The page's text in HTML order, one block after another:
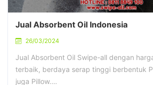
Jual Absorbent Oil Indonesia
26/03/2024
Jual Absorbent Oil Swipe-all dengan
terbaik, berdaya serap tinggi berbentuk
juga Pillow.…